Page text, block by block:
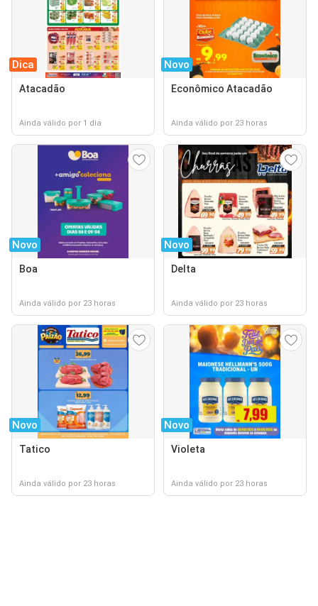
Dica
Atacadão
Ainda válido por 1 dia
Novo
Econômico Atacadão
Ainda válido por 23 horas
Novo
Boa
Ainda válido por 23 horas
Novo
Delta
Ainda válido por 23 horas
Novo
Tatico
Ainda válido por 23 horas
Novo
Violeta
Ainda válido por 23 horas